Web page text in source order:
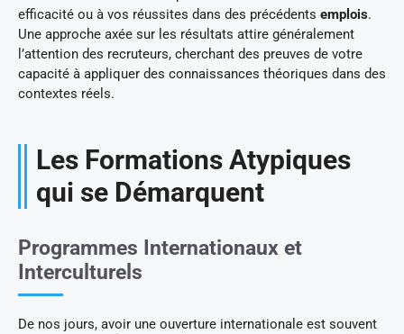
efficacité ou à vos réussites dans des précédents emplois.
Une approche axée sur les résultats attire généralement
l’attention des recruteurs, cherchant des preuves de votre
capacité à appliquer des connaissances théoriques dans des
contextes réels.
Les Formations Atypiques
qui se Démarquent
Programmes Internationaux et
Interculturels
De nos jours, avoir une ouverture internationale est souvent